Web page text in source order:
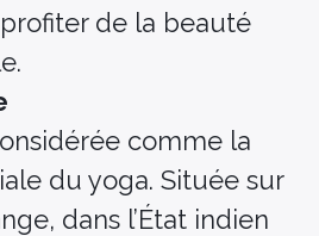
de la beauté
comme la
du yoga. Située sur
dans l’État indien